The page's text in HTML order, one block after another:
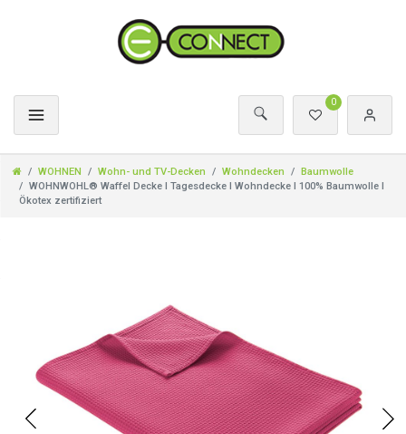
0
WOHNEN Wohn- und TV-Decken Wohndecken
Baumwolle
WOHNWOHL® Waffel Decke l Tagesdecke l Wohndecke l 100% Baumwolle l
Ökotex zertifiziert